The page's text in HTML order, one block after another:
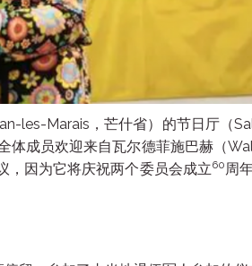
les-Marais，芒什省）的节日厅（
体成员欢迎来自瓦尔德菲施巴赫（
，因为它将庆祝两个委员会成立60周